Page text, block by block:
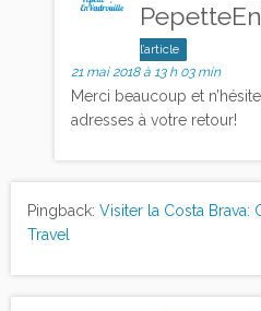
l’article
21 mai 2018 à 13 h 03 min
Merci beaucoup et
adresses à votre retour!
Pingback: Visiter la Costa Brava:
Travel